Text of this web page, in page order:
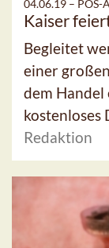
04.06.19 – POS-
Kaiser
Begleitet
einer
dem Handel
kostenloses
Redaktion